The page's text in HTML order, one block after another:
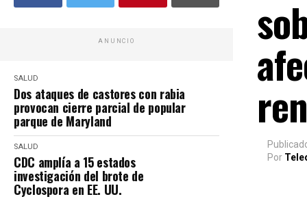
ANUNCIO
SALUD
Dos ataques de castores con rabia
provocan cierre parcial de popular
parque de Maryland
SALUD
CDC amplía a 15 estados
investigación del brote de
Cyclospora en EE. UU.
Por